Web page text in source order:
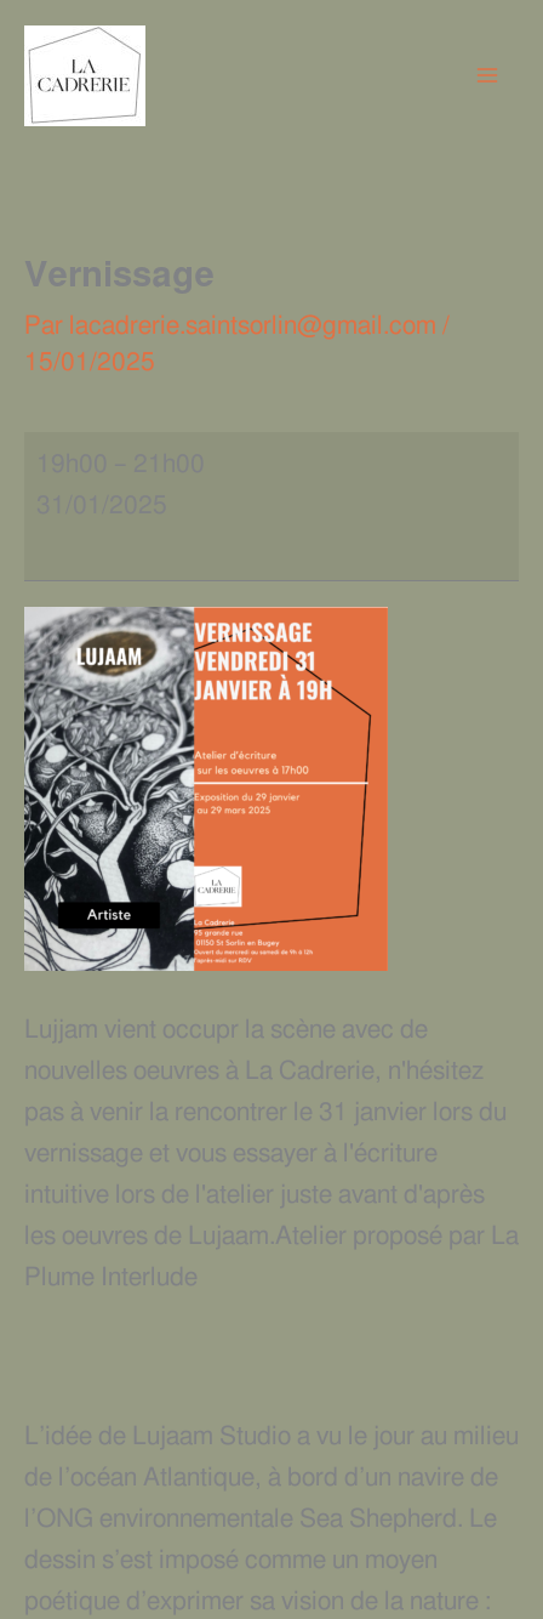
contenu
Vernissage
Par lacadrerie.saintsorlin@gmail.com /
15/01/2025
Lujjam vient occupr la scène avec de
nouvelles oeuvres à La Cadrerie, n'hésitez
pas à venir la rencontrer le 31 janvier lors du
vernissage et vous essayer à l'écriture
intuitive lors de l'atelier juste avant d'après
les oeuvres de Lujaam.Atelier proposé par
La
Plume Interlude
L’idée de Lujaam Studio a vu le jour au milieu
de l’océan Atlantique, à bord d’un navire de
l’ONG environnementale Sea Shepherd. Le
dessin s’est imposé comme un moyen
poétique d’exprimer sa vision de la nature :